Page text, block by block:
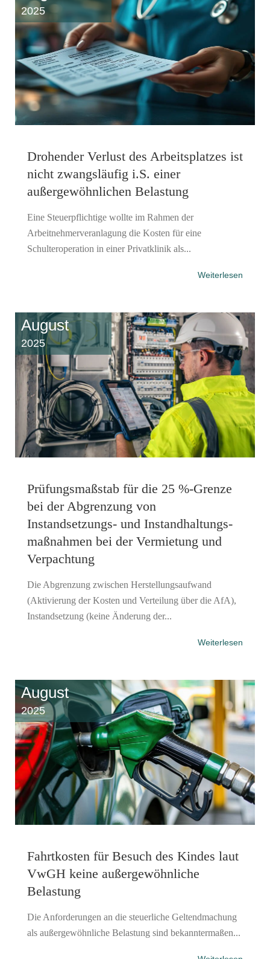
2025
Drohender Verlust des Arbeitsplatzes ist
nicht zwangsläufig i.S. einer
außergewöhnlichen Belastung
Eine Steuerpflichtige wollte im Rahmen der
Arbeitnehmerveranlagung die Kosten für eine
Schulteroperation in einer Privatklinik als...
Weiterlesen
August
2025
Prüfungsmaßstab für die 25 %-Grenze
bei der Abgrenzung von
Instandsetzungs- und Instandhaltungs­
maßnahmen bei der Vermietung und
Verpachtung
Die Abgrenzung zwischen Herstellungsaufwand
(Aktivierung der Kosten und Verteilung über die AfA),
Instandsetzung (keine Änderung der...
Weiterlesen
August
2025
Fahrtkosten für Besuch des Kindes laut
VwGH keine außergewöhnliche
Belastung
Die Anforderungen an die steuerliche Geltendmachung
als außergewöhnliche Belastung sind bekanntermaßen...